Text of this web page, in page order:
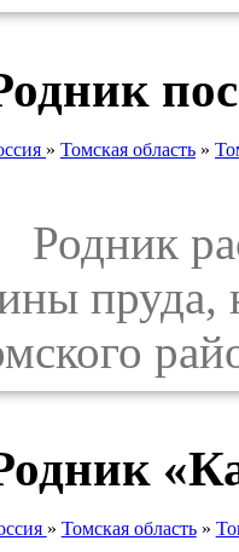
» Томская область »
Родник
пруда,
» Томская область»